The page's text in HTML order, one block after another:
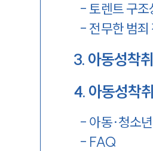
- 토렌트 구조
- 전무한 범죄
3. 아동성착
4. 아동성착
- 아동·청소
- FAQ